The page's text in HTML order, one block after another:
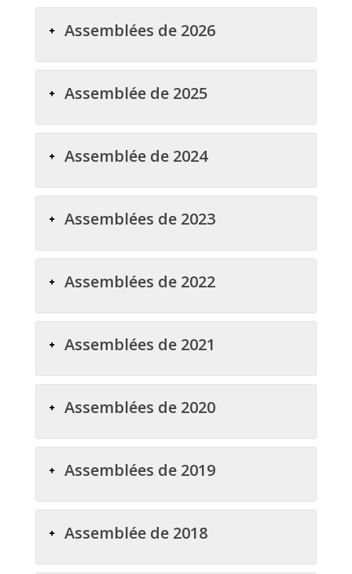
Assemblées de 2026
Assemblée de 2025
Assemblée de 2024
Assemblées de 2023
Assemblées de 2022
Assemblées de 2021
Assemblées de 2020
Assemblées de 2019
Assemblée de 2018